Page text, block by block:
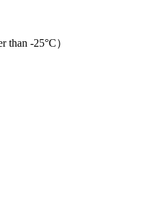
than -25°C）